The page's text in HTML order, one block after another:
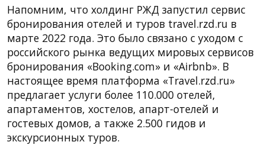
Напомним, что холдинг РЖД запустил сервис
бронирования отелей и туров travel.rzd.ru в
марте 2022 года. Это было связано с уходом с
российского рынка ведущих мировых сервисов
бронирования «Booking.com» и «Airbnb». В
настоящее время платформа «Travel.rzd.ru»
предлагает услуги более 110.000 отелей,
апартаментов, хостелов, апарт-отелей и
гостевых домов, а также 2.500 гидов и
экскурсионных туров.